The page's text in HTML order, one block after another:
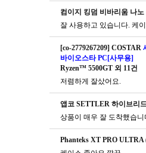
컴이지 킹덤 비바리움 나노
잘 사용하고 있습니다. 케
[co-2779267209] COSTAR
바이오스타 PC[사무용]
Ryzen™ 5500GT 외 11건
저렴하게 잘샀어요.
앱코 SETTLER 하이브리
Phanteks XT PRO ULTRA